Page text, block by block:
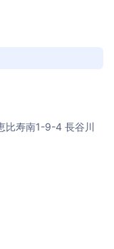
比寿南1-9-4 長谷川